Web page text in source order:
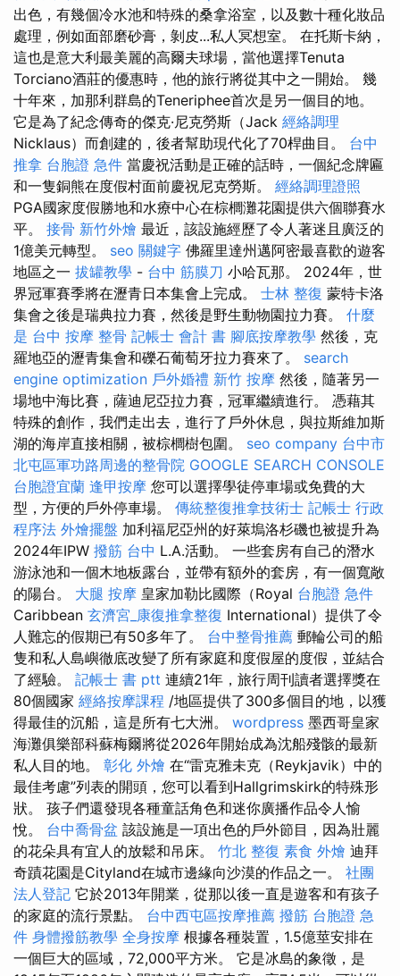
出色，有幾個冷水池和特殊的桑拿浴室，以及數十種化妝品
處理，例如面部磨砂膏，剝皮...私人冥想室。 在托斯卡納，
這也是意大利最美麗的高爾夫球場，當他選擇Tenuta
Torciano酒莊的優惠時，他的旅行將從其中之一開始。 幾
十年來，加那利群島的Teneriphee首次是另一個目的地。
它是為了紀念傳奇的傑克·尼克勞斯（Jack 經絡調理
Nicklaus）而創建的，後者幫助現代化了70桿曲目。 台中
推拿 台胞證 急件 當慶祝活動是正確的話時，一個紀念牌匾
和一隻銅熊在度假村面前慶祝尼克勞斯。 經絡調理證照
PGA國家度假勝地和水療中心在棕櫚灘花園提供六個聯賽水
平。 接骨 新竹外燴 最近，該設施經歷了令人著迷且廣泛的
1億美元轉型。 seo 關鍵字 佛羅里達州邁阿密最喜歡的遊客
地區之一 拔罐教學 - 台中 筋膜刀 小哈瓦那。 2024年，世
界冠軍賽季將在瀝青日本集會上完成。 士林 整復 蒙特卡洛
集會之後是瑞典拉力賽，然後是野生動物園拉力賽。 什麼
是 台中 按摩 整骨 記帳士 會計 書 腳底按摩教學 然後，克
羅地亞的瀝青集會和礫石葡萄牙拉力賽來了。 search
engine optimization 戶外婚禮 新竹 按摩 然後，隨著另一
場地中海比賽，薩迪尼亞拉力賽，冠軍繼續進行。 憑藉其
特殊的創作，我們走出去，進行了戶外休息，與拉斯維加斯
湖的海岸直接相關，被棕櫚樹包圍。 seo company 台中市
北屯區軍功路周邊的整骨院 GOOGLE SEARCH CONSOLE
台胞證宜蘭 逢甲按摩 您可以選擇學徒停車場或免費的大
型，方便的戶外停車場。 傳統整復推拿技術士 記帳士 行政
程序法 外燴擺盤 加利福尼亞州的好萊塢洛杉磯也被提升為
2024年IPW 撥筋 台中 L.A.活動。 一些套房有自己的潛水
游泳池和一個木地板露台，並帶有額外的套房，有一個寬敞
的陽台。 大腿 按摩 皇家加勒比國際（Royal 台胞證 急件
Caribbean 玄濟宮_康復推拿整復 International）提供了令
人難忘的假期已有50多年了。 台中整骨推薦 郵輪公司的船
隻和私人島嶼徹底改變了所有家庭和度假屋的度假，並結合
了經驗。 記帳士 書 ptt 連續21年，旅行周刊讀者選擇獎在
80個國家 經絡按摩課程 /地區提供了300多個目的地，以獲
得最佳的沉船，這是所有七大洲。 wordpress 墨西哥皇家
海灘俱樂部科蘇梅爾將從2026年開始成為沈船殘骸的最新
私人目的地。 彰化 外燴 在“雷克雅未克（Reykjavik）中的
最佳考慮”列表的開頭，您可以看到Hallgrimskirk的特殊形
狀。 孩子們還發現各種童話角色和迷你廣播作品令人愉
悅。 台中喬骨盆 該設施是一項出色的戶外節目，因為壯麗
的花朵具有宜人的放鬆和吊床。 竹北 整復 素食 外燴 迪拜
奇蹟花園是Cityland在城市邊緣向沙漠的作品之一。 社團
法人登記 它於2013年開業，從那以後一直是遊客和有孩子
的家庭的流行景點。 台中西屯區按摩推薦 撥筋 台胞證 急
件 身體撥筋教學 全身按摩 根據各種裝置，1.5億莖安排在
一個巨大的區域，72,000平方米。 它是冰島的象徵，是